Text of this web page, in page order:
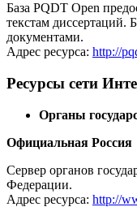
База PQDT Open
текстам диссертаций.
документами.
Адрес ресурса: http://
Ресурсы сети
Органы
Официальная Россия
Сервер органов
Федерации.
Адрес ресурса: http://